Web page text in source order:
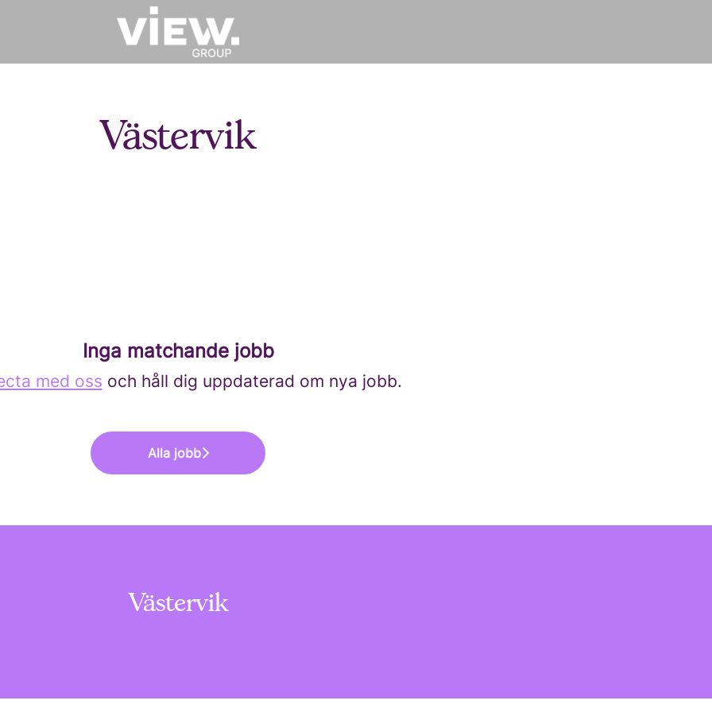
Västervik
Inga matchande jobb
med oss och håll dig uppdaterad om nya jobb.
Alla jobb
Västervik